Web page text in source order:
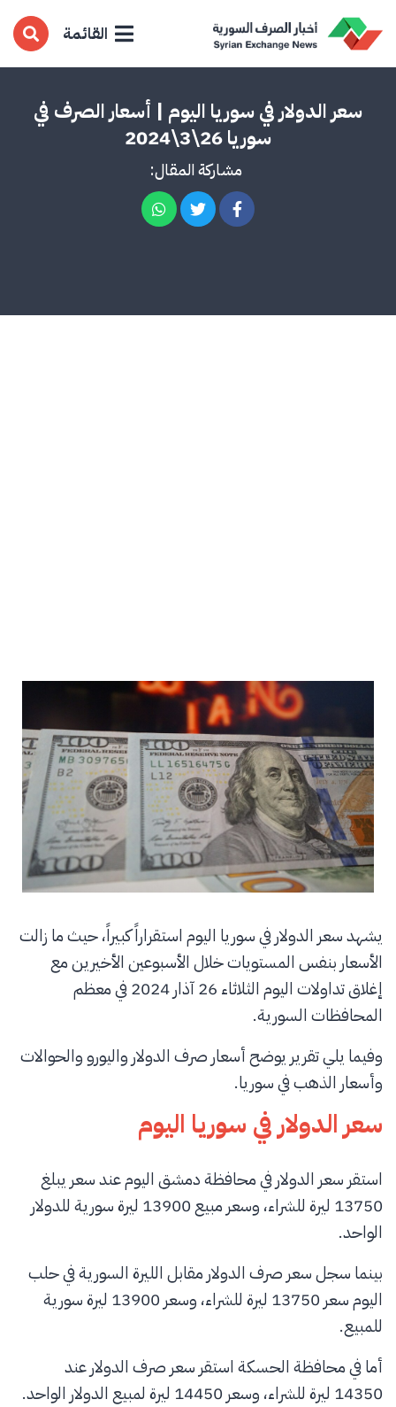
القائمة
سعر الدولار في سوريا اليوم | أسعار الصرف في
سوريا 26\3\2024
مشاركة المقال:
يشهد سعر الدولار في سوريا اليوم استقراراً كبيراً، حيث ما زالت
الأسعار بنفس المستويات خلال الأسبوعين الأخيرين مع
إغلاق تداولات اليوم الثلاثاء 26 آذار 2024 في معظم
المحافظات السورية.
وفيما يلي تقرير يوضح أسعار صرف الدولار واليورو والحوالات
وأسعار الذهب في سوريا.
سعر الدولار في سوريا اليوم
استقر سعر الدولار في محافظة دمشق اليوم عند سعر يبلغ
13750 ليرة للشراء، وسعر مبيع 13900 ليرة سورية للدولار
الواحد.
بينما سجل سعر صرف الدولار مقابل الليرة السورية في حلب
اليوم سعر 13750 ليرة للشراء، وسعر 13900 ليرة سورية
للمبيع.
أما في محافظة الحسكة استقر سعر صرف الدولار عند
14350 ليرة للشراء، وسعر 14450 ليرة لمبيع الدولار الواحد.